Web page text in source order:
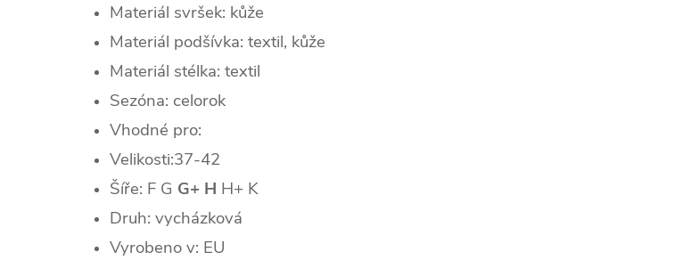
Materiál svršek: kůže
Materiál podšívka: textil, kůže
Materiál stélka: textil
Sezóna: celorok
Vhodné pro:
Velikosti:37-42
Šíře: F G G+ H H+ K
Druh: vycházková
Vyrobeno v: EU